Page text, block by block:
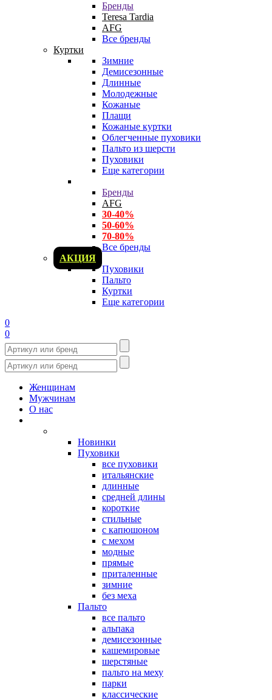
Бренды
Teresa Tardia
AFG
Все бренды
Куртки
Зимние
Демисезонные
Длинные
Молодежные
Кожаные
Плащи
Кожаные куртки
Облегченные пуховики
Пальто из шерсти
Пуховики
Еще категории
Бренды
AFG
30-40%
50-60%
70-80%
Все бренды
АКЦИЯ
Пуховики
Пальто
Куртки
Еще категории
0
0
Женщинам
Мужчинам
О нас
Новинки
Пуховики
все пуховики
итальянские
длинные
средней длины
короткие
стильные
с капюшоном
с мехом
модные
прямые
приталенные
зимние
без меха
Пальто
все пальто
альпака
демисезонные
кашемировые
шерстяные
пальто на меху
парки
классические